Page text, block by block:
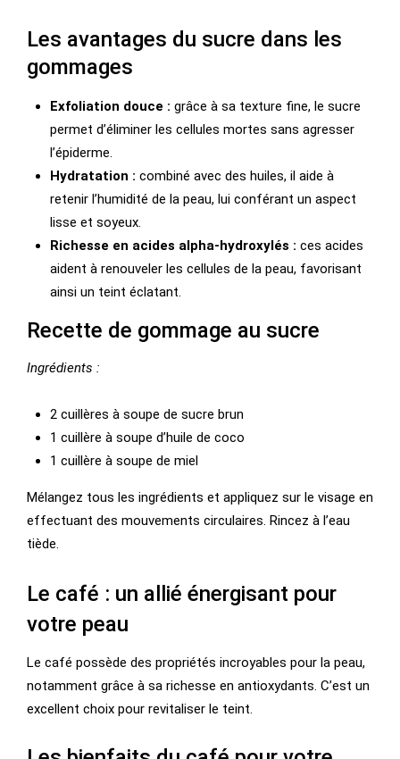
Les avantages du sucre dans les
gommages
Exfoliation douce : grâce à sa texture fine, le sucre
permet d’éliminer les cellules mortes sans agresser
l’épiderme.
Hydratation : combiné avec des huiles, il aide à
retenir l’humidité de la peau, lui conférant un aspect
lisse et soyeux.
Richesse en acides alpha-hydroxylés : ces acides
aident à renouveler les cellules de la peau, favorisant
ainsi un teint éclatant.
Recette de gommage au sucre
Ingrédients :
2 cuillères à soupe de sucre brun
1 cuillère à soupe d’huile de coco
1 cuillère à soupe de miel
Mélangez tous les ingrédients et appliquez sur le visage en
effectuant des mouvements circulaires. Rincez à l’eau
tiède.
Le café : un allié énergisant pour
votre peau
Le café possède des propriétés incroyables pour la peau,
notamment grâce à sa richesse en antioxydants. C’est un
excellent choix pour revitaliser le teint.